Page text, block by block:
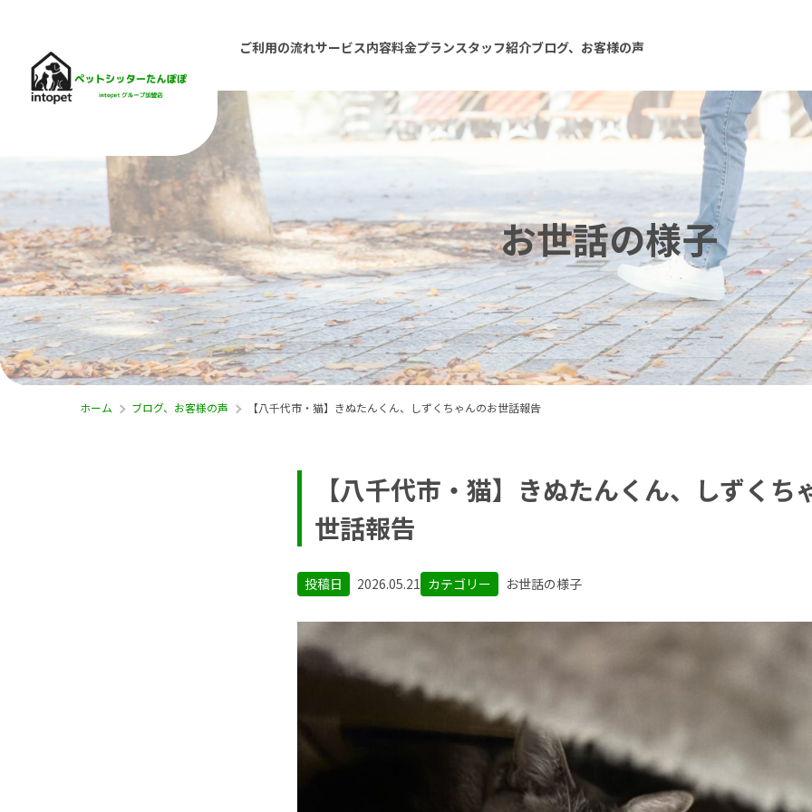
ご利用の流れサービス内容料金プランスタッフ紹介ブログ、お客様の声
お世話の様子
ホーム ブログ、お客様の声 【八千代市・猫】きぬたんくん、しずくちゃんのお世話報告
【八千代市・猫】きぬたんくん、しずくち
世話報告
投稿日 2026.05.21 カテゴリー お世話の様子